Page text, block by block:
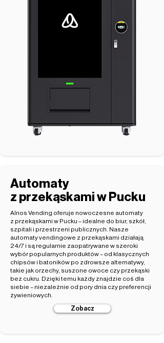
Automaty
z przekąskami w Pucku
Alnos Vending oferuje nowoczesne automaty
z przekąskami w Pucku – idealne do biur, szkół,
szpitali i przestrzeni publicznych. Nasze
automaty vendingowe z przekąskami działają
24/7 i są regularnie zaopatrywane w szeroki
wybór popularnych produktów – od klasycznych
chipsów i batoników po zdrowsze alternatywy,
takie jak orzechy, suszone owoce czy przekąski
bez cukru. Dzięki temu każdy znajdzie coś dla
siebie – niezależnie od pory dnia czy preferencji
żywieniowych.
Zobacz